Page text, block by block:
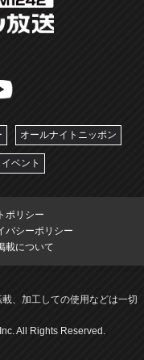
オールナイトニッポン
イベント
ポリシー
バシーポリシー
載について
、加工しての使用などは一切
All Rights Reserved.